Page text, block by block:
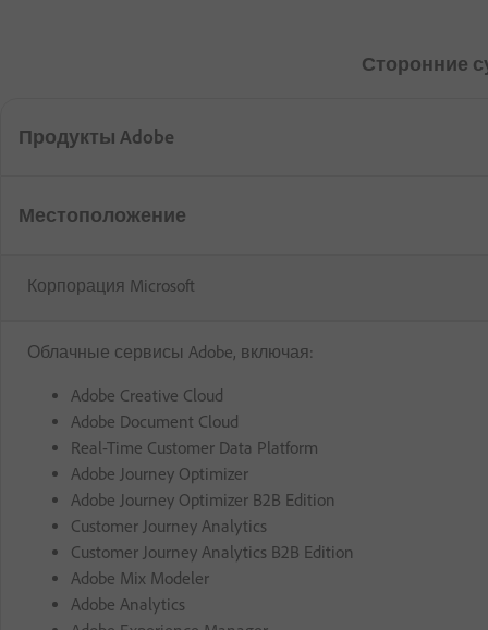
Сторонние
Продукты Adobe
Местоположение
Корпорация Microsoft
Облачные сервисы Adobe, включая:
Adobe Creative Cloud
Adobe Document Cloud
Real-Time Customer Data Platform
Adobe Journey Optimizer
Adobe Journey Optimizer B2B Edition
Customer Journey Analytics
Customer Journey Analytics B2B Edition
Adobe Mix Modeler
Adobe Analytics